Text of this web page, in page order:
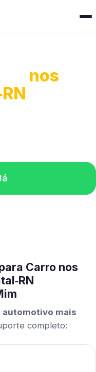
nos
Carro nos
mais
completo: